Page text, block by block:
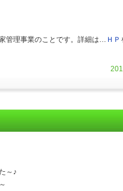
管理事業のことです。詳細は… ＨＰ
～♪